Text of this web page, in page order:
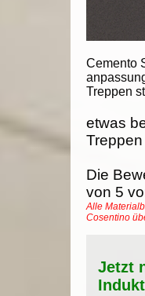
Cemento
Treppen
etwas
Die
von 5
Alle
Cosentino
Jetzt